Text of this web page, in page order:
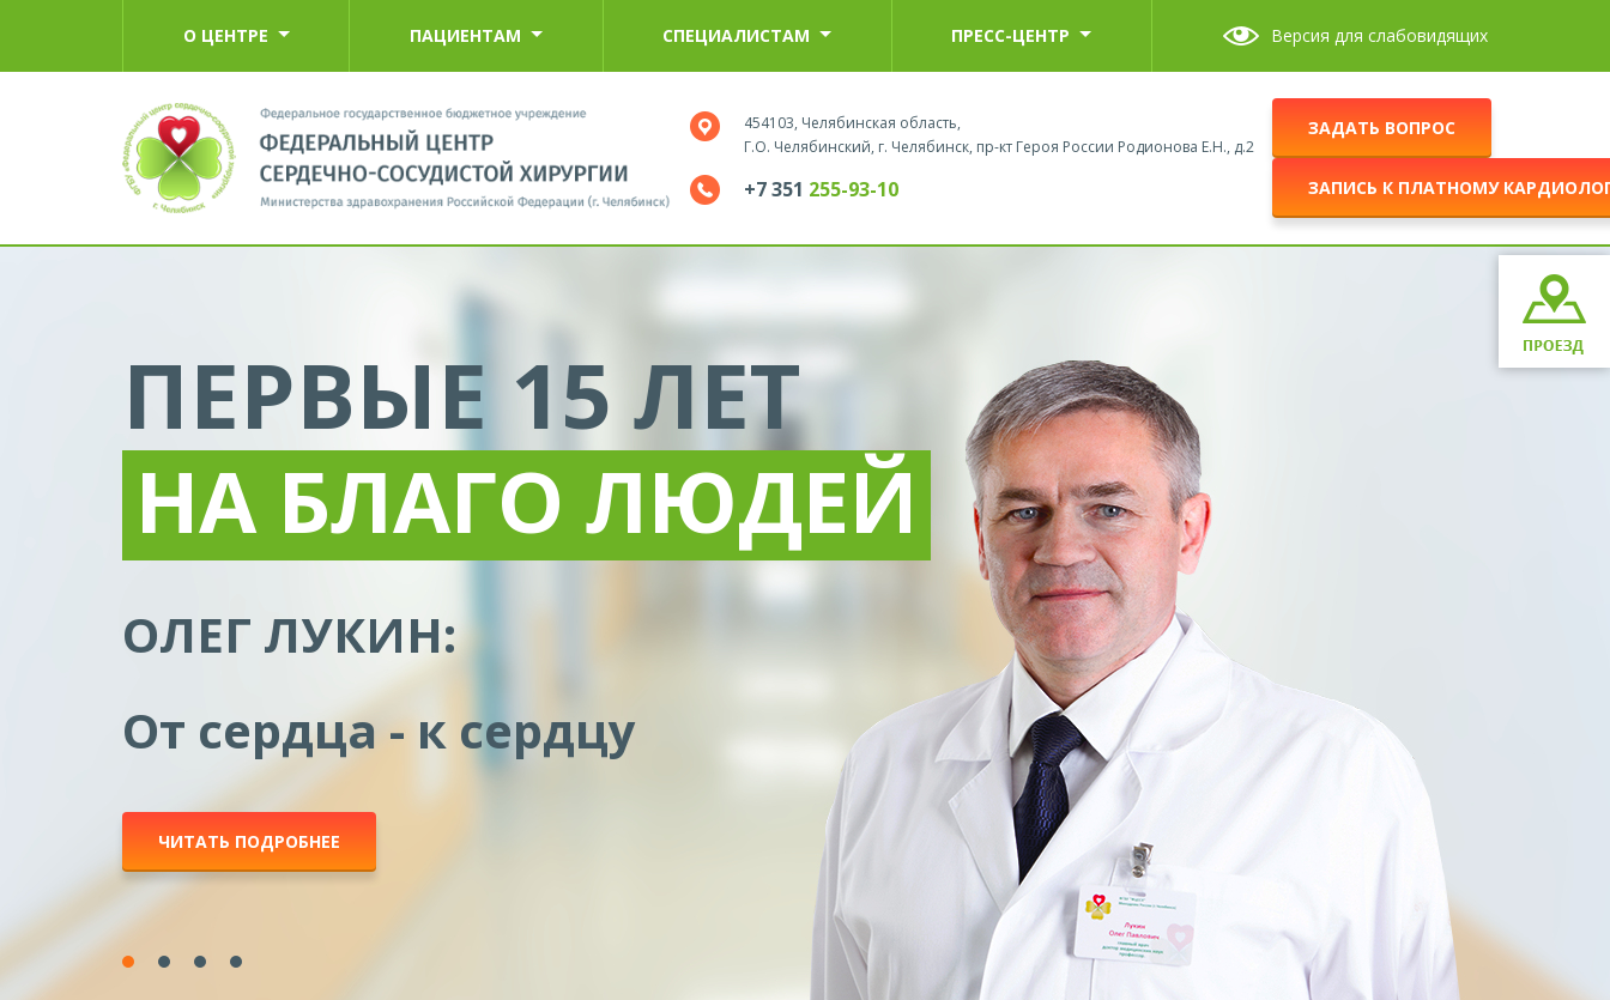
О ЦЕНТРЕ ПАЦИЕНТАМ СПЕЦИАЛИСТАМ ПРЕСС-ЦЕНТР Версия для слабовидящих
454103, Челябинская область,
Г.О. Челябинский, г. Челябинск, пр-кт Героя России Родионова Е.Н., д.2
+7 351 255-93-10
ЗАДАТЬ ВОПРОС
ЗАПИСЬ К ПЛАТНОМУ
КОМАНДА
СПЕЦИАЛИСТОВ
5докторов медицинских наук
кандидат медицинских наук
64врача высшей квалификационной категории
ПОДРОБНЕЕ О СПЕЦИАЛИСТАХ